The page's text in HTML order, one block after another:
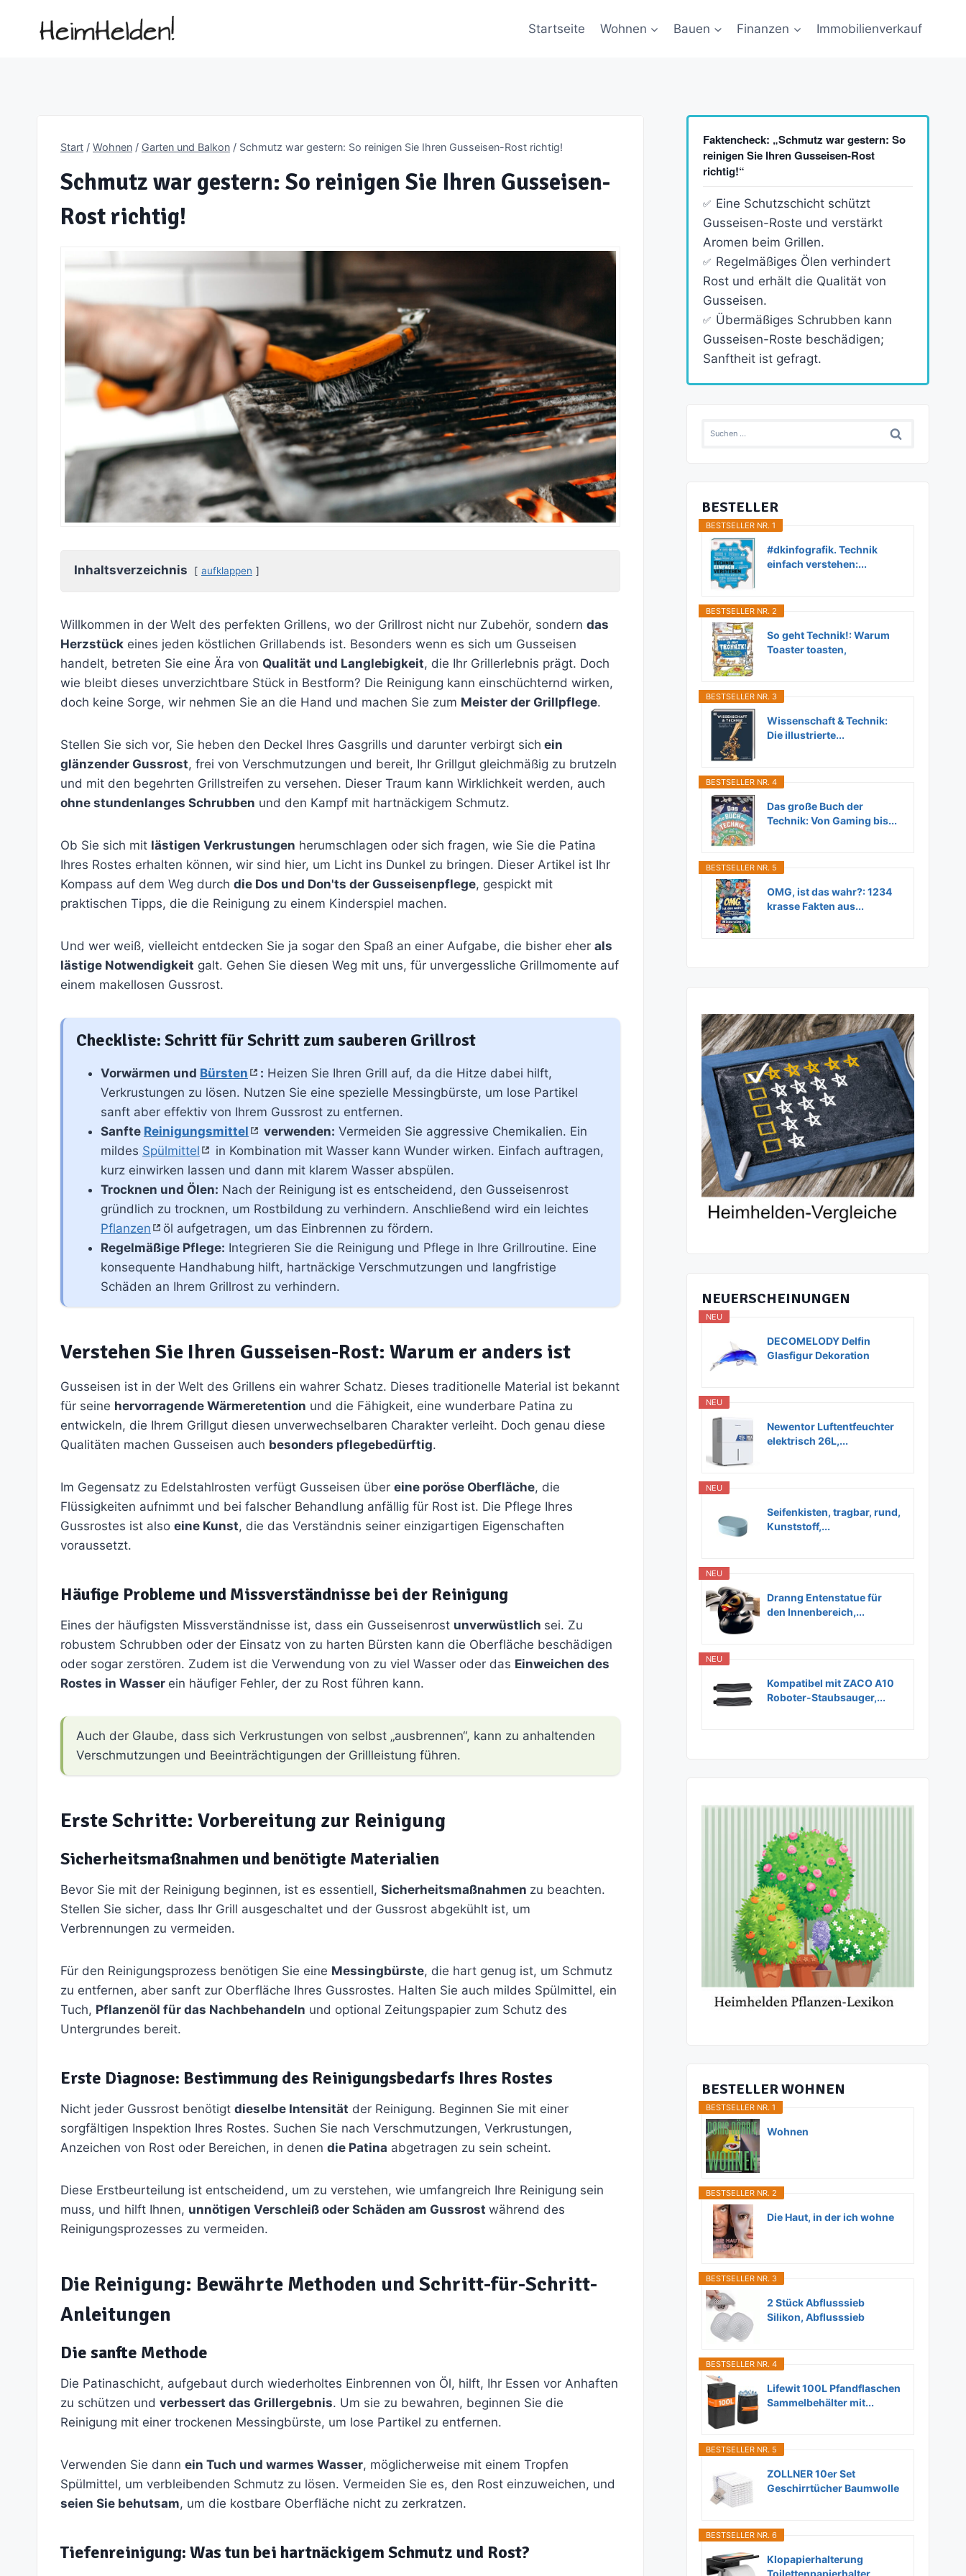
Startseite Wohnen Bauen Finanzen Immobilienverkauf
Start / Wohnen / Garten und Balkon / Schmutz war gestern: So reinigen Sie Ihren Gusseisen-Rost richtig!
Schmutz war gestern: So reinigen Sie Ihren Gusseisen-
Rost richtig!
Inhaltsverzeichnis aufklappen
Willkommen in der Welt des perfekten Grillens, wo der Grillrost nicht nur Zubehör, sondern das
Herzstück eines jeden köstlichen Grillabends ist. Besonders wenn es sich um Gusseisen
handelt, betreten Sie eine Ära von Qualität und Langlebigkeit, die Ihr Grillerlebnis prägt. Doch
wie bleibt dieses unverzichtbare Stück in Bestform? Die Reinigung kann einschüchternd wirken,
doch keine Sorge, wir nehmen Sie an die Hand und machen Sie zum Meister der Grillpflege.
Stellen Sie sich vor, Sie heben den Deckel Ihres Gasgrills und darunter verbirgt sich ein
glänzender Gussrost, frei von Verschmutzungen und bereit, Ihr Grillgut gleichmäßig zu brutzeln
und mit den begehrten Grillstreifen zu versehen. Dieser Traum kann Wirklichkeit werden, auch
ohne stundenlanges Schrubben und den Kampf mit hartnäckigem Schmutz.
Ob Sie sich mit lästigen Verkrustungen herumschlagen oder sich fragen, wie Sie die Patina
Ihres Rostes erhalten können, wir sind hier, um Licht ins Dunkel zu bringen. Dieser Artikel ist Ihr
Kompass auf dem Weg durch die Dos und Don'ts der Gusseisenpflege, gespickt mit
praktischen Tipps, die die Reinigung zu einem Kinderspiel machen.
Und wer weiß, vielleicht entdecken Sie ja sogar den Spaß an einer Aufgabe, die bisher eher als
lästige Notwendigkeit galt. Gehen Sie diesen Weg mit uns, für unvergessliche Grillmomente auf
einem makellosen Gussrost.
Checkliste: Schritt für Schritt zum sauberen Grillrost
Vorwärmen und Bürsten : Heizen Sie Ihren Grill auf, da die Hitze dabei hilft,
Verkrustungen zu lösen. Nutzen Sie eine spezielle Messingbürste, um lose Partikel
sanft aber effektiv von Ihrem Gussrost zu entfernen.
Sanfte Reinigungsmittel verwenden: Vermeiden Sie aggressive Chemikalien. Ein
mildes Spülmittel
in Kombination mit Wasser kann Wunder wirken. Einfach auftragen,
kurz einwirken lassen und dann mit klarem Wasser abspülen.
Trocknen und Ölen: Nach der Reinigung ist es entscheidend, den Gusseisenrost
gründlich zu trocknen, um Rostbildung zu verhindern. Anschließend wird ein leichtes
Pflanzen
öl aufgetragen, um das Einbrennen zu fördern.
Regelmäßige Pflege: Integrieren Sie die Reinigung und Pflege in Ihre Grillroutine. Eine
konsequente Handhabung hilft, hartnäckige Verschmutzungen und langfristige
Schäden an Ihrem Grillrost zu verhindern.
Verstehen Sie Ihren Gusseisen-Rost: Warum er anders ist
Gusseisen ist in der Welt des Grillens ein wahrer Schatz. Dieses traditionelle Material ist bekannt
für seine hervorragende Wärmeretention und die Fähigkeit, eine wunderbare Patina zu
entwickeln, die Ihrem Grillgut diesen unverwechselbaren Charakter verleiht. Doch genau diese
Qualitäten machen Gusseisen auch besonders pflegebedürftig.
Im Gegensatz zu Edelstahlrosten verfügt Gusseisen über eine poröse Oberfläche, die
Flüssigkeiten aufnimmt und bei falscher Behandlung anfällig für Rost ist. Die Pflege Ihres
Gussrostes ist also eine Kunst, die das Verständnis seiner einzigartigen Eigenschaften
voraussetzt.
Häufige Probleme und Missverständnisse bei der Reinigung
Eines der häufigsten Missverständnisse ist, dass ein Gusseisenrost unverwüstlich sei. Zu
robustem Schrubben oder der Einsatz von zu harten Bürsten kann die Oberfläche beschädigen
oder sogar zerstören. Zudem ist die Verwendung von zu viel Wasser oder das Einweichen des
Rostes in Wasser ein häufiger Fehler, der zu Rost führen kann.
Auch der Glaube, dass sich Verkrustungen von selbst „ausbrennen“, kann zu anhaltenden
Verschmutzungen und Beeinträchtigungen der Grillleistung führen.
Erste Schritte: Vorbereitung zur Reinigung
Sicherheitsmaßnahmen und benötigte Materialien
Bevor Sie mit der Reinigung beginnen, ist es essentiell, Sicherheitsmaßnahmen zu beachten.
Stellen Sie sicher, dass Ihr Grill ausgeschaltet und der Gussrost abgekühlt ist, um
Verbrennungen zu vermeiden.
Für den Reinigungsprozess benötigen Sie eine Messingbürste, die hart genug ist, um Schmutz
zu entfernen, aber sanft zur Oberfläche Ihres Gussrostes. Halten Sie auch mildes Spülmittel, ein
Tuch, Pflanzenöl für das Nachbehandeln und optional Zeitungspapier zum Schutz des
Untergrundes bereit.
Erste Diagnose: Bestimmung des Reinigungsbedarfs Ihres Rostes
Nicht jeder Gussrost benötigt dieselbe Intensität der Reinigung. Beginnen Sie mit einer
sorgfältigen Inspektion Ihres Rostes. Suchen Sie nach Verschmutzungen, Verkrustungen,
Anzeichen von Rost oder Bereichen, in denen die Patina abgetragen zu sein scheint.
Diese Erstbeurteilung ist entscheidend, um zu verstehen, wie umfangreich Ihre Reinigung sein
muss, und hilft Ihnen, unnötigen Verschleiß oder Schäden am Gussrost während des
Reinigungsprozesses zu vermeiden.
Die Reinigung: Bewährte Methoden und Schritt-für-Schritt-
Anleitungen
Die sanfte Methode
Die Patinaschicht, aufgebaut durch wiederholtes Einbrennen von Öl, hilft, Ihr Essen vor Anhaften
zu schützen und verbessert das Grillergebnis. Um sie zu bewahren, beginnen Sie die
Reinigung mit einer trockenen Messingbürste, um lose Partikel zu entfernen.
Verwenden Sie dann ein Tuch und warmes Wasser, möglicherweise mit einem Tropfen
Spülmittel, um verbleibenden Schmutz zu lösen. Vermeiden Sie es, den Rost einzuweichen, und
seien Sie behutsam, um die kostbare Oberfläche nicht zu zerkratzen.
Tiefenreinigung: Was tun bei hartnäckigem Schmutz und Rost?
Faktencheck: „Schmutz war gestern: So
reinigen Sie Ihren Gusseisen-Rost
richtig!“
Eine Schutzschicht schützt
Gusseisen-Roste und verstärkt
Aromen beim Grillen.
Regelmäßiges Ölen verhindert
Rost und erhält die Qualität von
Gusseisen.
Übermäßiges Schrubben kann
Gusseisen-Roste beschädigen;
Sanftheit ist gefragt.
Suchen
BESTELLER
BESTSELLER NR. 1
#dkinfografik. Technik
einfach verstehen:...
BESTSELLER NR. 2
So geht Technik!: Warum
Toaster toasten,
BESTSELLER NR. 3
Wissenschaft & Technik:
Die illustrierte...
BESTSELLER NR. 4
Das große Buch der
Technik: Von Gaming bis...
BESTSELLER NR. 5
OMG, ist das wahr?: 1234
krasse Fakten aus...
NEUERSCHEINUNGEN
NEU
DECOMELODY Delfin
Glasfigur Dekoration
NEU
Newentor Luftentfeuchter
elektrisch 26L,...
NEU
Seifenkisten, tragbar, rund,
Kunststoff,...
NEU
Dranng Entenstatue für
den Innenbereich,...
NEU
Kompatibel mit ZACO A10
Roboter-Staubsauger,...
BESTELLER WOHNEN
BESTSELLER NR. 1
Wohnen
BESTSELLER NR. 2
Die Haut, in der ich wohne
BESTSELLER NR. 3
2 Stück Abflusssieb
Silikon, Abflusssieb
BESTSELLER NR. 4
Lifewit 100L Pfandflaschen
Sammelbehälter mit...
BESTSELLER NR. 5
ZOLLNER 10er Set
Geschirrtücher Baumwolle
BESTSELLER NR. 6
Klopapierhalterung